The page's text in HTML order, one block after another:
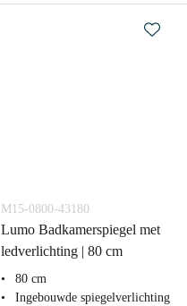
M15-0800-43180
Lumo Badkamerspiegel met
ledverlichting | 80 cm
80 cm
Ingebouwde spiegelverlichting